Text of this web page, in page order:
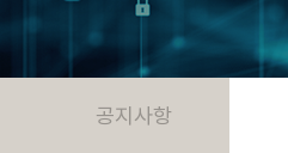
공지사항